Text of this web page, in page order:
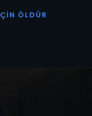
ÇI N Ö L D Ü R